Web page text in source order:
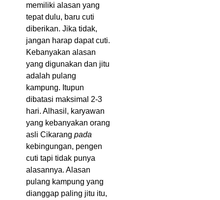
memiliki alasan yang
tepat dulu, baru cuti
diberikan. Jika tidak,
jangan harap dapat cuti.
Kebanyakan alasan
yang digunakan dan jitu
adalah pulang
kampung. Itupun
dibatasi maksimal 2-3
hari. Alhasil, karyawan
yang kebanyakan orang
asli Cikarang pada
kebingungan, pengen
cuti tapi tidak punya
alasannya. Alasan
pulang kampung yang
dianggap paling jitu itu,